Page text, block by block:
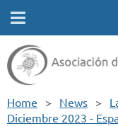
Home News
Diciembre 2023 -